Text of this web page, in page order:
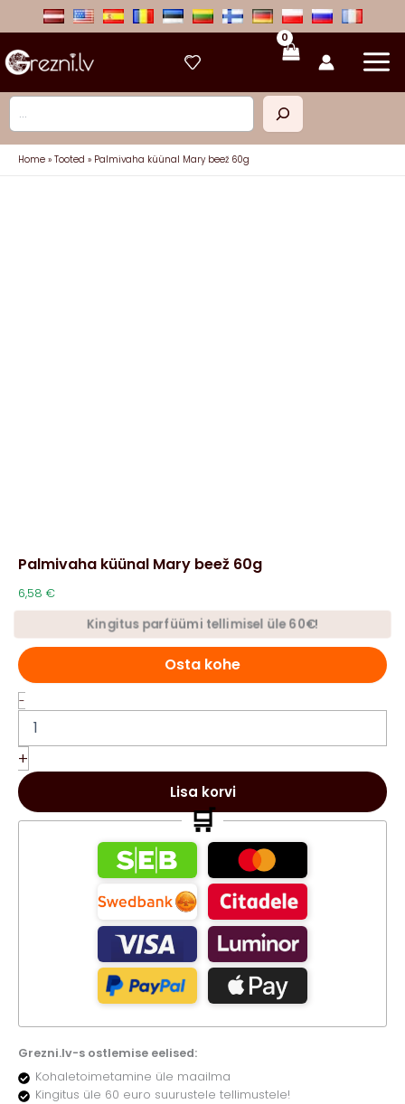
Otsi
Home Tooted Palmivaha küünal Mary beež 60g
Palmivaha küünal Mary beež 60g
6,58 €
Kingitus parfüümi tellimisel üle 60€!
Osta kohe
-
küünal
Mary
beež
60g
+
Lisa korvi
🛒
Grezni.lv-s ostlemise eelised:
Kohaletoimetamine üle maailma
Kingitus üle 60 euro suurustele tellimustele!